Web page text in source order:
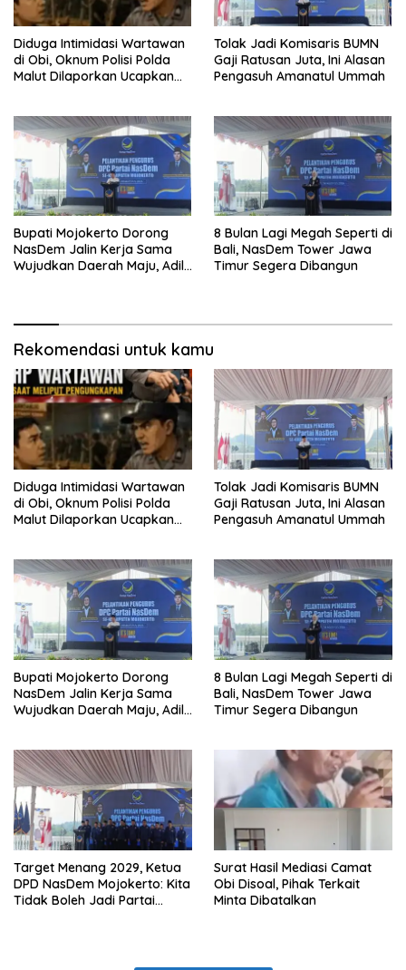
Diduga Intimidasi Wartawan
di Obi, Oknum Polisi Polda
Malut Dilaporkan Ucapkan
Tolak Jadi Komisaris BUMN
Gaji Ratusan Juta, Ini Alasan
Pengasuh Amanatul Ummah
Bupati Mojokerto Dorong
NasDem Jalin Kerja Sama
Wujudkan Daerah Maju, Adil,
8 Bulan Lagi Megah Seperti di
Bali, NasDem Tower Jawa
Timur Segera Dibangun
Rekomendasi untuk kamu
Diduga Intimidasi Wartawan
di Obi, Oknum Polisi Polda
Malut Dilaporkan Ucapkan
Tolak Jadi Komisaris BUMN
Gaji Ratusan Juta, Ini Alasan
Pengasuh Amanatul Ummah
Bupati Mojokerto Dorong
NasDem Jalin Kerja Sama
Wujudkan Daerah Maju, Adil,
8 Bulan Lagi Megah Seperti di
Bali, NasDem Tower Jawa
Timur Segera Dibangun
Target Menang 2029, Ketua
DPD NasDem Mojokerto: Kita
Tidak Boleh Jadi Partai
Surat Hasil Mediasi Camat
Obi Disoal, Pihak Terkait
Minta Dibatalkan